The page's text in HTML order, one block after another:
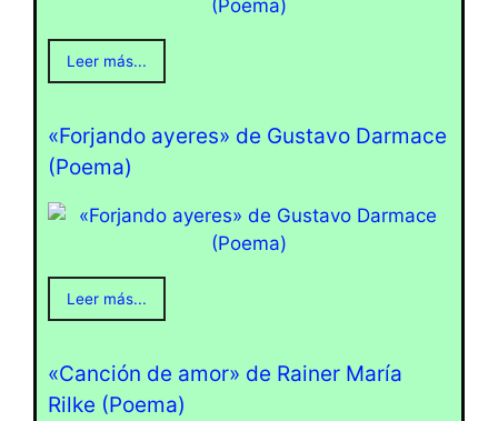
Leer más...
«Forjando ayeres» de Gustavo Darmace
(Poema)
Leer más...
«Canción de amor» de Rainer María
Rilke (Poema)